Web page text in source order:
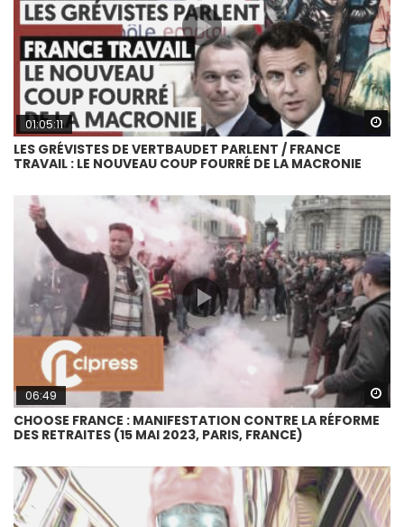
01:05:11
LES GRÉVISTES DE VERTBAUDET PARLENT / FRANCE
TRAVAIL : LE NOUVEAU COUP FOURRÉ DE LA MACRONIE
06:49
CHOOSE FRANCE : MANIFESTATION CONTRE LA RÉFORME
DES RETRAITES (15 MAI 2023, PARIS, FRANCE)